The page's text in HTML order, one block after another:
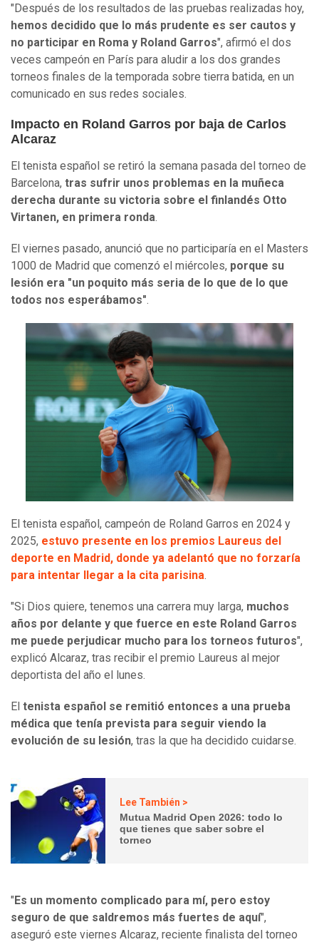
"Después de los resultados de las pruebas realizadas hoy,
hemos decidido que lo más prudente es ser cautos y
no participar en Roma y Roland Garros", afirmó el dos
veces campeón en París para aludir a los dos grandes
torneos finales de la temporada sobre tierra batida, en un
comunicado en sus redes sociales.
Impacto en Roland Garros por baja de Carlos
Alcaraz
El tenista español se retiró la semana pasada del torneo de
Barcelona, tras sufrir unos problemas en la muñeca
derecha durante su victoria sobre el finlandés Otto
Virtanen, en primera ronda.
El viernes pasado, anunció que no participaría en el Masters
1000 de Madrid que comenzó el miércoles, porque su
lesión era "un poquito más seria de lo que de lo que
todos nos esperábamos".
El tenista español, campeón de Roland Garros en 2024 y
2025, estuvo presente en los premios Laureus del
deporte en Madrid, donde ya adelantó que no forzaría
para intentar llegar a la cita parisina.
"Si Dios quiere, tenemos una carrera muy larga, muchos
años por delante y que fuerce en este Roland Garros
me puede perjudicar mucho para los torneos futuros",
explicó Alcaraz, tras recibir el premio Laureus al mejor
deportista del año el lunes.
El tenista español se remitió entonces a una prueba
médica que tenía prevista para seguir viendo la
evolución de su lesión, tras la que ha decidido cuidarse.
Lee También >
Mutua Madrid Open 2026: todo lo
que tienes que saber sobre el
torneo
" Es un momento complicado para mí, pero estoy
seguro de que saldremos más fuertes de aquí",
aseguró este viernes Alcaraz, reciente finalista del torneo